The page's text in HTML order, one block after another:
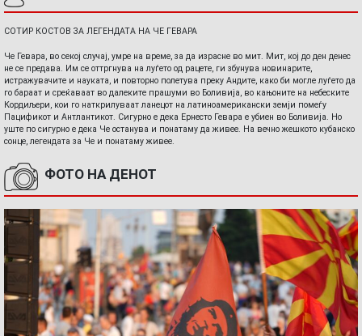
СОТИР КОСТОВ ЗА ЛЕГЕНДАТА НА ЧЕ ГЕВАРА
Че Гевара, во секој случај, умре на време, за да израсне во мит. Мит, кој до ден денес
не се предава. Им се оттргнува на луѓето од рацете, ги збунува новинарите,
истражувачите и науката, и повторно полетува преку Андите, како би могле луѓето да
го бараат и среќаваат во далеките прашуми во Боливија, во кањоните на небеските
Кордиљери, кои го наткрилуваат ланецот на латиноамерикански земји помеѓу
Пацификот и Антлантикот. Сигурно е дека Ернесто Гевара е убиен во Боливија. Но
уште по сигурно е дека Че останува и понатаму да живее. На вечно жешкото кубанско
сонце, легендата за Че и понатаму живее.
ФОТО НА ДЕНОТ